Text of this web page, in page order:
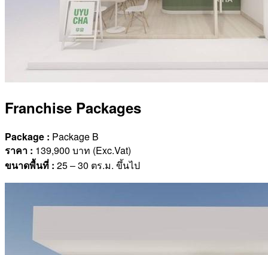
Franchise Packages
Package : Package B
ราคา : 139,900 บาท (Exc.Vat)
ขนาดพื้นที่ : 25 – 30 ตร.ม. ขึ้นไป